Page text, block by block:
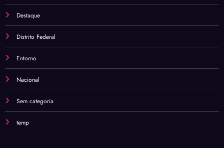
Destaque
Distrito Federal
Entorno
Nacional
Sem categoria
temp